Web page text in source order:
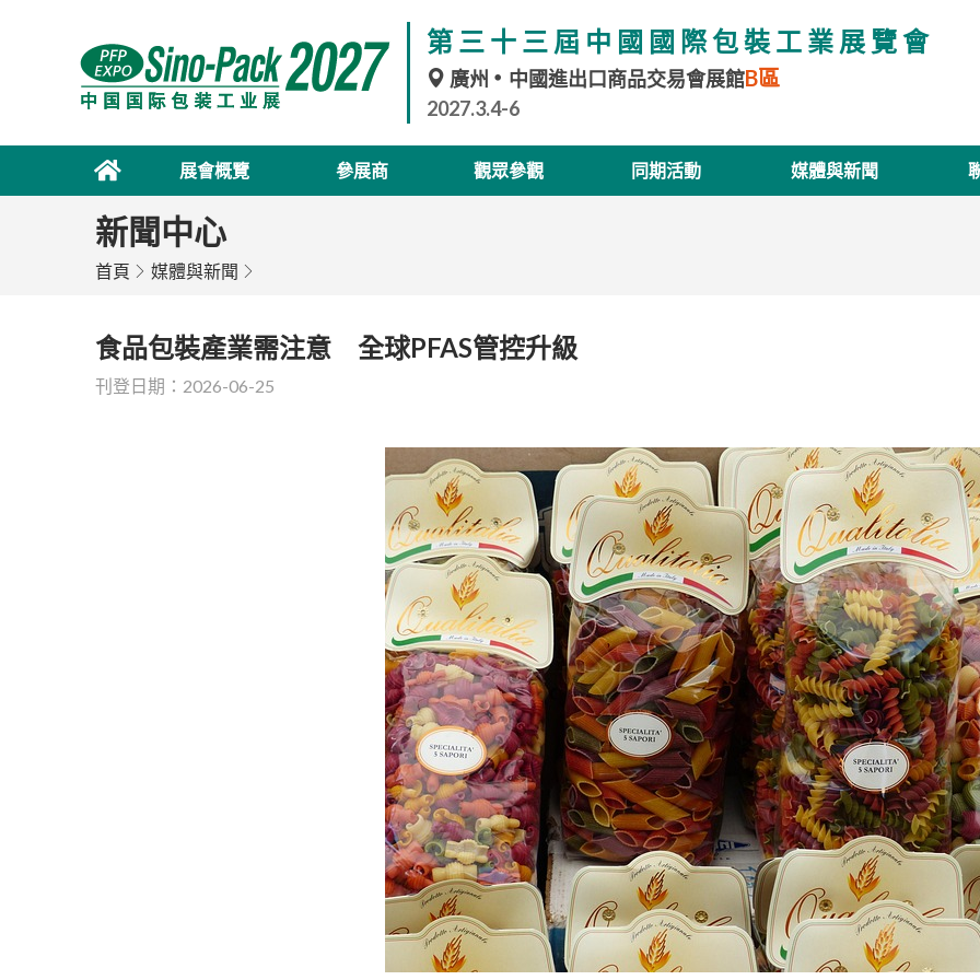
第三十三屆中國國際包裝工業展覽會
廣州 中國進出口商品交易會展館B區
2027.3.4-6
展會概覽 參展商 觀眾參觀 同期活動 媒體與新聞
新聞中心
首頁 媒體與新聞
食品包裝產業需注意 全球PFAS管控升級
刊登日期：2026-06-25